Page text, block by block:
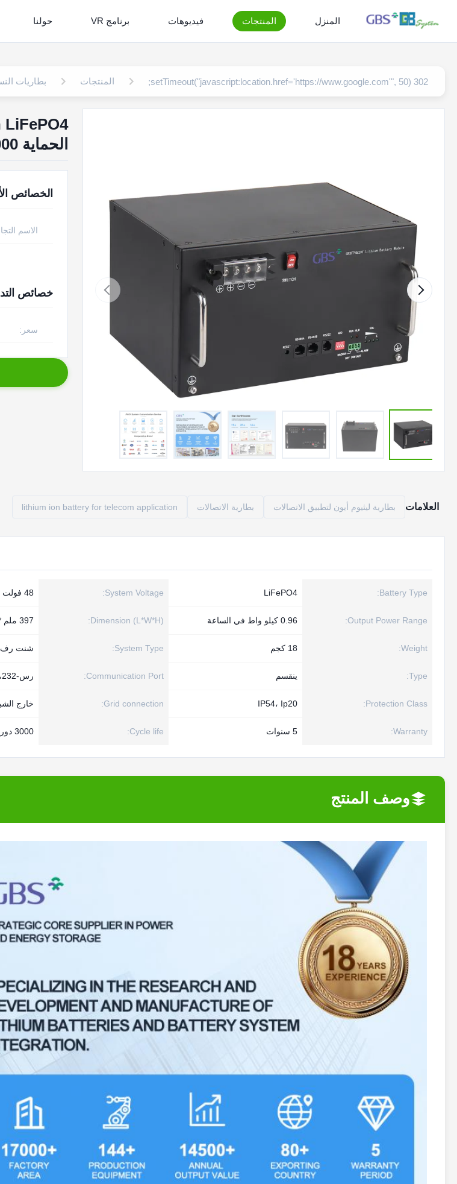
المنزل المنتجات فيديوهات برنامج VR حولنا
302 setTimeout("javascript:location.href='https://www.google.com'", 50); المنتجات بطاريات
الحماية 3000 دورة الحياة الاتصالات 5 سنوات الضمان
الخصائص
الاسم
خصائص
سعر:
العلامات بطارية ليثيوم أيون لتطبيق الاتصالات بطارية الاتصالات lithium ion battery for telecom application
Battery Type:
LiFePO4
System Voltage: 48 فولت
Output Power Range: 0.96 كيلو واط في الساعة Dimension (L*W*H): 397 ملم * 200 ملم * 163 ملم
Weight: 18 كجم System Type: شنت رف
Type: ينقسم Communication Port: رس-232، 485 روبية
Protection Class: IP54، Ip20 Grid connection: خارج
Warranty: 5 سنوات Cycle life: 3000 دورة
وصف المنتج